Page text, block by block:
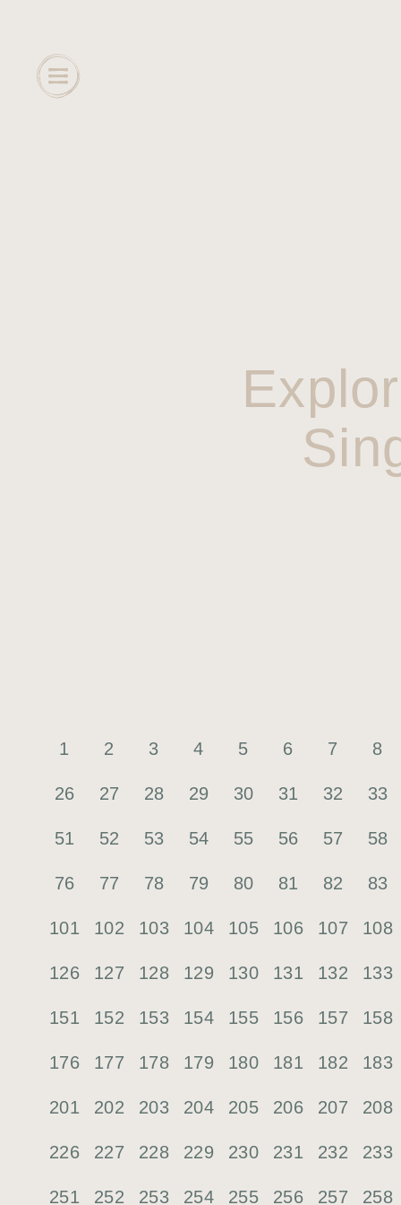
1 2 3 4 5 6 7 8
26 27 28 29 30 31 32 33
51 52 53 54 55 56 57 58
76 77 78 79 80 81 82 83
101 102 103 104 105 106 107 108
126 127 128 129 130 131 132 133
151 152 153 154 155 156 157 158
176 177 178 179 180 181 182 183
201 202 203 204 205 206 207 208
226 227 228 229 230 231 232 233
251 252 253 254 255 256 257 258